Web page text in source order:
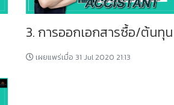
3. การออกเอกสารซื้อ/ต้นทุน
เผยแพร่เมื่อ 31 Jul 2020 21:13